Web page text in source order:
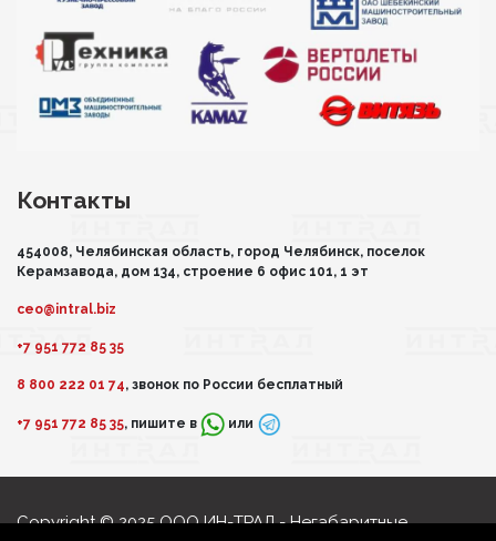
Контакты
454008, Челябинская область, город Челябинск, поселок
Керамзавода, дом 134, строение 6 офис 101, 1 эт
ceo@intral.biz
+7 951 772 85 35
8 800 222 01 74, звонок по России бесплатный
+7 951 772 85 35, пишите в или
Copyright © 2025 ООО ИН-ТРАЛ - Негабаритные